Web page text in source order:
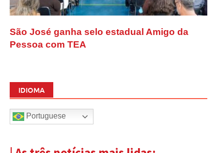
São José ganha selo estadual Amigo da
Pessoa com TEA
IDIOMA
Portuguese